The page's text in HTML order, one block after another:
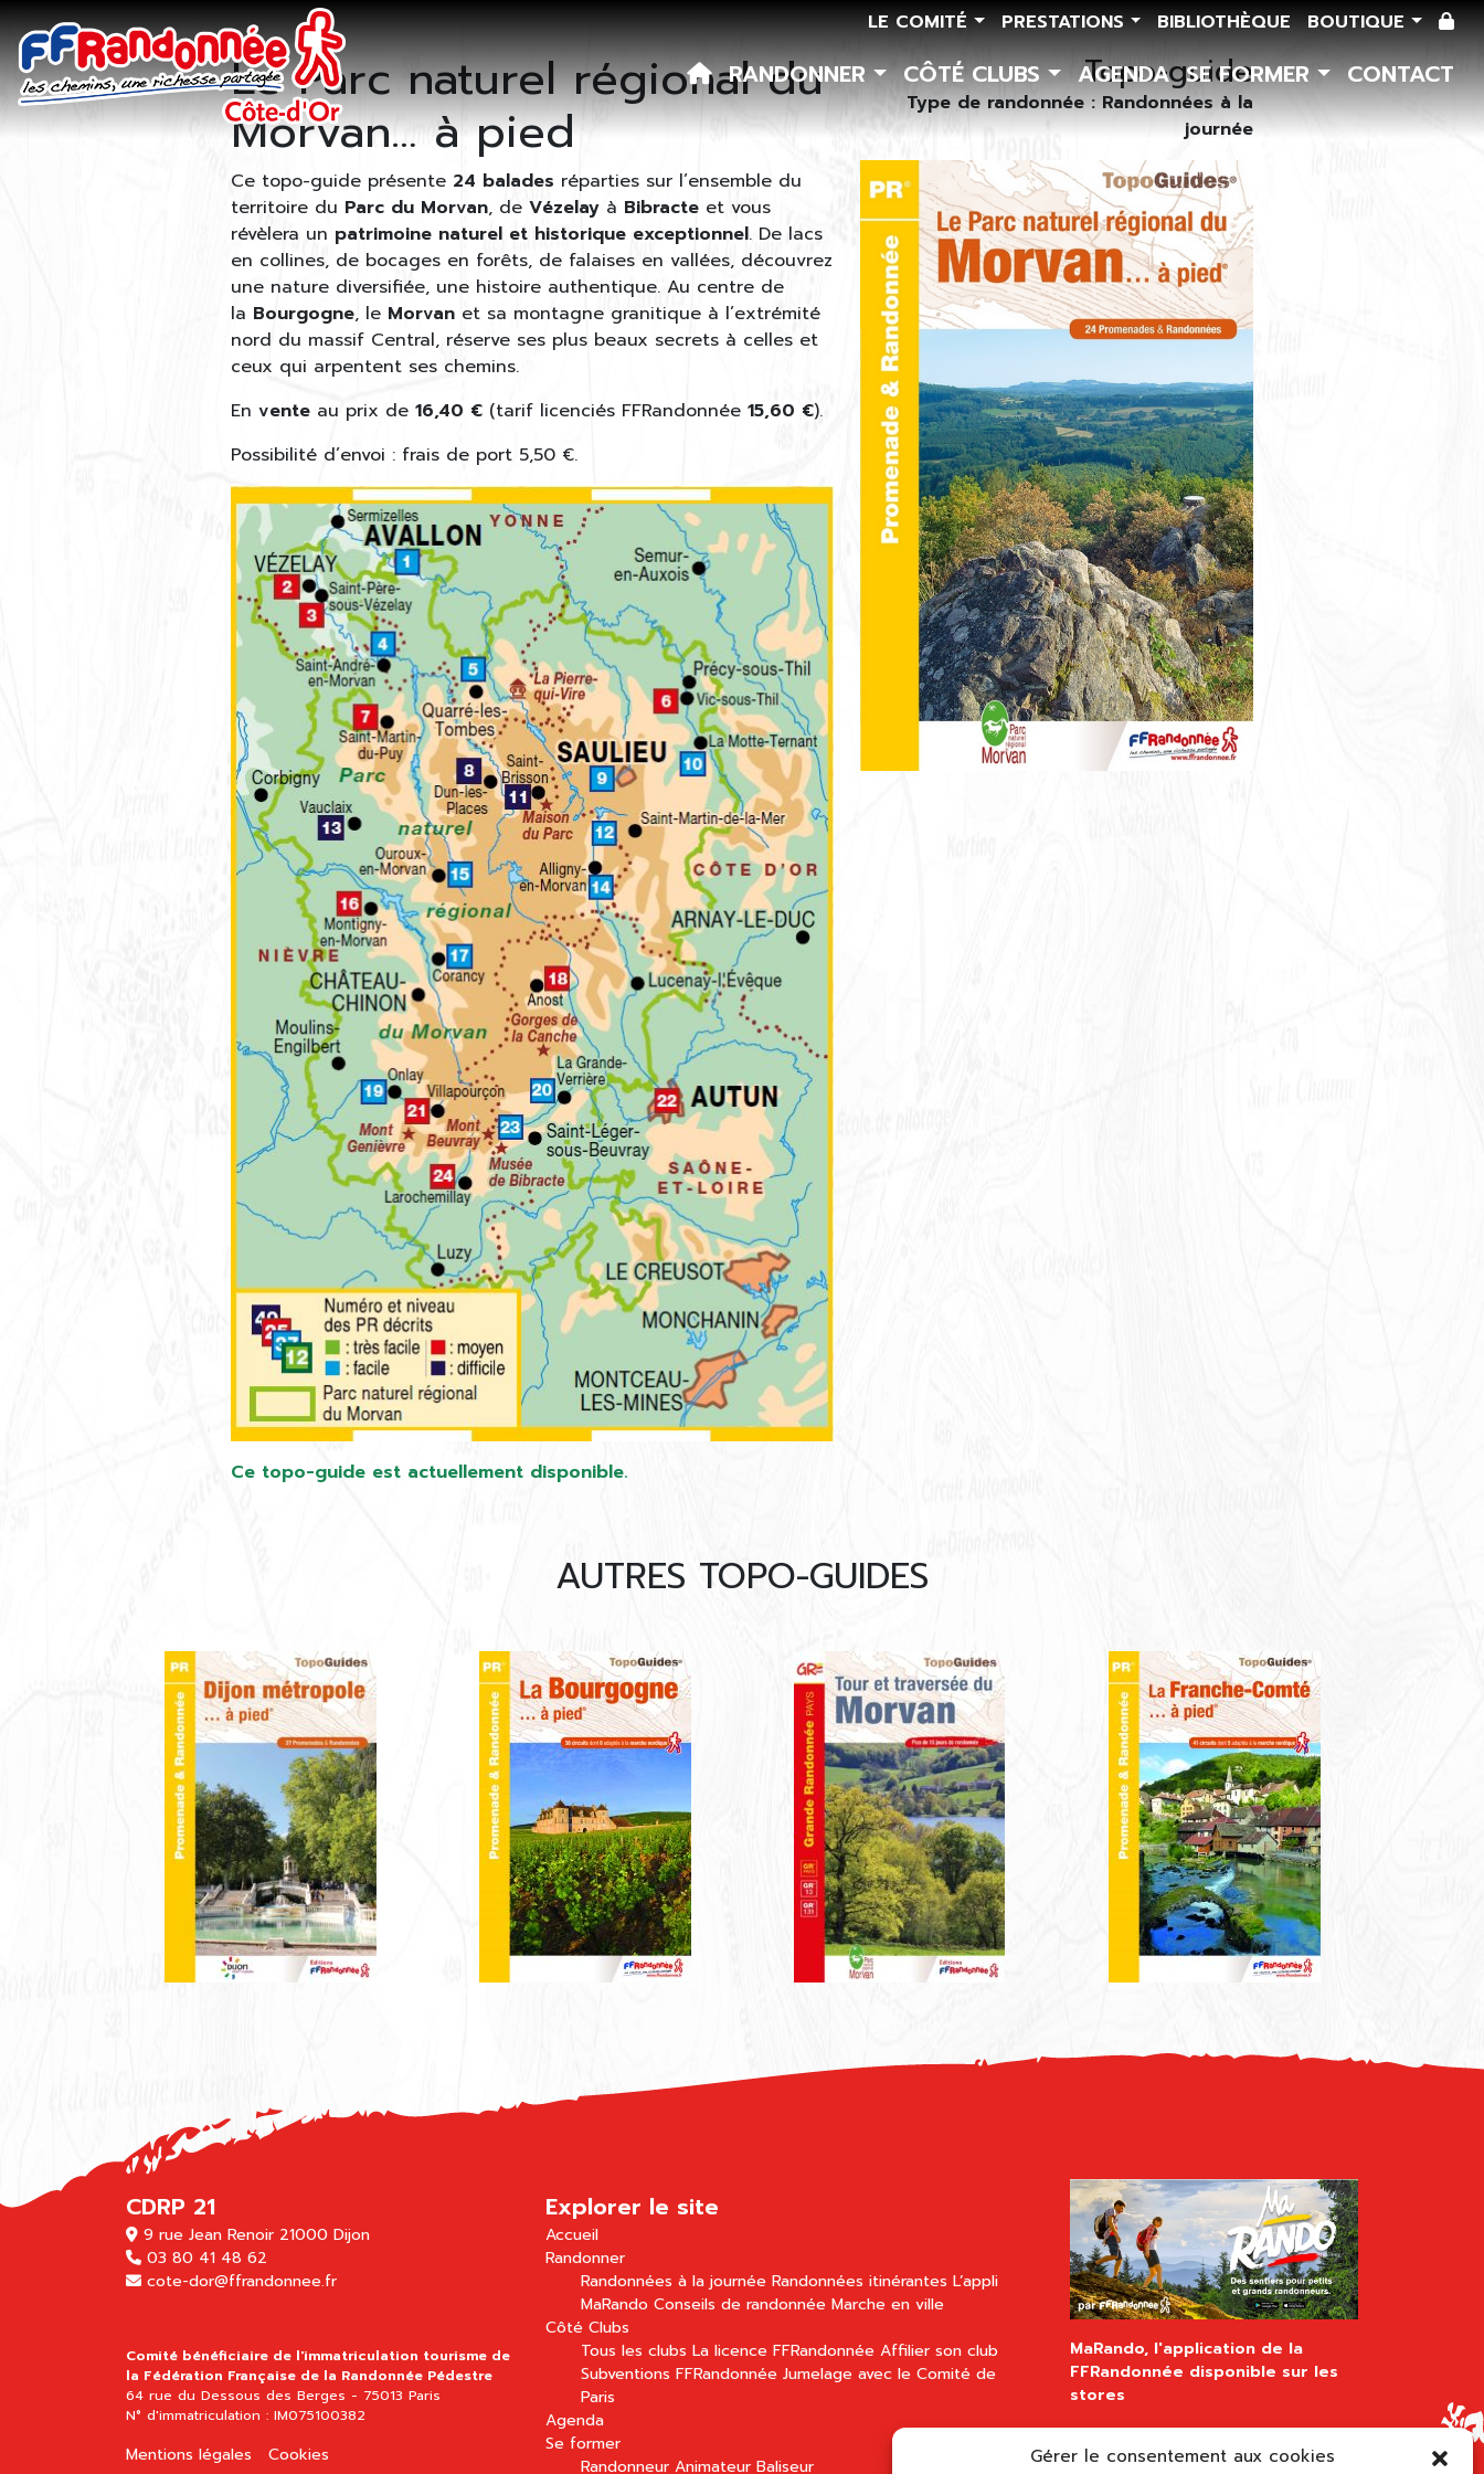
Gérer le consentement aux cookies
Skip to main content
LE COMITÉ PRESTATIONS BIBLIOTHÈQUE BOUTIQUE
RANDONNER CÔTÉ CLUBS AGENDA SE FORMER CONTACT
Le Parc naturel régional du
Morvan… à pied
Ce topo-guide présente 24 balades réparties sur l’ensemble du
territoire du Parc du Morvan, de Vézelay à Bibracte et vous
révèlera un patrimoine naturel et historique exceptionnel. De lacs
en collines, de bocages en forêts, de falaises en vallées, découvrez
une nature diversifiée, une histoire authentique. Au centre de
la Bourgogne, le Morvan et sa montagne granitique à l’extrémité
nord du massif Central, réserve ses plus beaux secrets à celles et
ceux qui arpentent ses chemins.
En vente au prix de 16,40 € (tarif licenciés FFRandonnée 15,60 €).
Possibilité d’envoi : frais de port 5,50 €.
Ce topo-guide est actuellement disponible.
Topo-guide
Type de randonnée : Randonnées à la
journée
AUTRES TOPO-GUIDES
CDRP 21
9 rue Jean Renoir 21000 Dijon
03 80 41 48 62
cote-dor@ffrandonnee.fr
Comité bénéficiaire de l'immatriculation tourisme de
la Fédération Française de la Randonnée Pédestre
64 rue du Dessous des Berges - 75013 Paris
N° d'immatriculation : IM075100382
Mentions légales Cookies
Explorer le site
Accueil
Randonner
Randonnées à la journée Randonnées itinérantes L’appli
MaRando Conseils de randonnée Marche en ville
Côté Clubs
Tous les clubs La licence FFRandonnée Affilier son club
Subventions FFRandonnée Jumelage avec le Comité de
Paris
Agenda
Se former
Randonneur Animateur Baliseur
MaRando, l'application de la
FFRandonnée disponible sur les
stores